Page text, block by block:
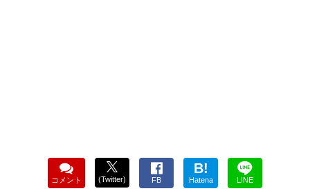
コメント (Twitter) FB
B!
Hatena LINE